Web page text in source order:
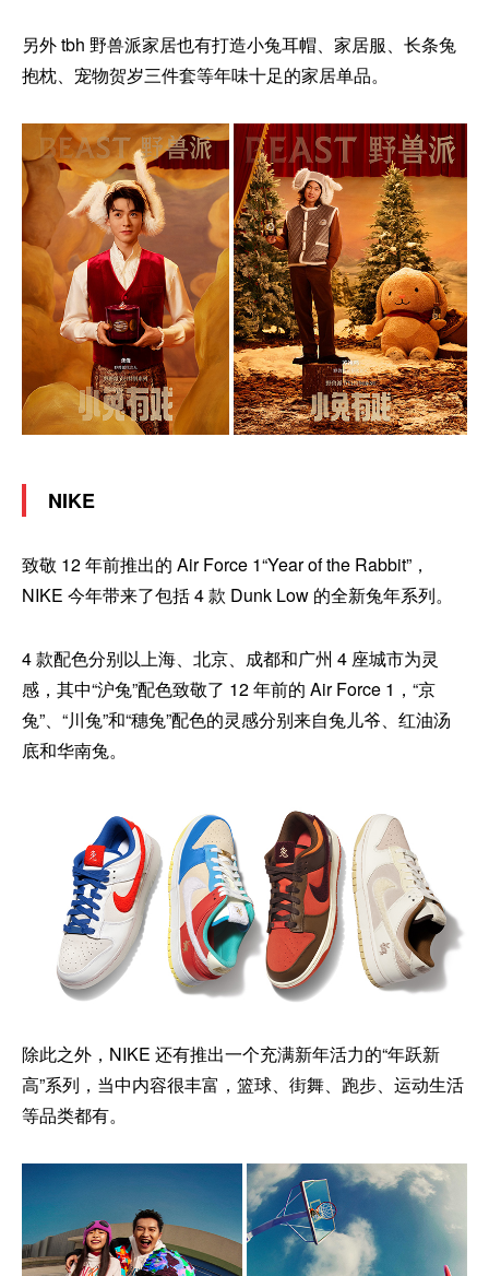
另外 tbh 野兽派家居也有打造小兔耳帽、家居服、长条兔
抱枕、宠物贺岁三件套等年味十足的家居单品。
NIKE
致敬 12 年前推出的 Air Force 1“Year of the Rabbit”，
NIKE 今年带来了包括 4 款 Dunk Low 的全新兔年系列。
4 款配色分别以上海、北京、成都和广州 4 座城市为灵
感，其中“沪兔”配色致敬了 12 年前的 Air Force 1，“京
兔”、“川兔”和“穗兔”配色的灵感分别来自兔儿爷、红油汤
底和华南兔。
除此之外，NIKE 还有推出一个充满新年活力的“年跃新
高”系列，当中内容很丰富，篮球、街舞、跑步、运动生活
等品类都有。